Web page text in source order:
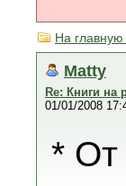
На главную
Matty
Re: Книги на
01/01/2008
* От